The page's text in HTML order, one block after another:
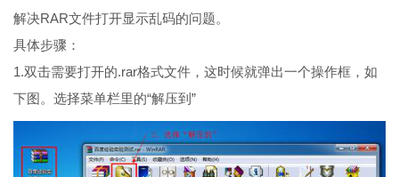
解决RAR文件打开显示乱码的问题。
具体步骤：
1.双击需要打开的.rar格式文件，这时候就弹出一个操作框，如
下图。选择菜单栏里的“解压到”